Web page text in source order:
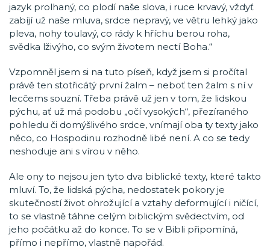
jazyk prolhaný, co plodí naše slova, i ruce krvavý, vždyť
zabíjí už naše mluva, srdce nepravý, ve větru lehký jako
pleva, nohy toulavý, co rády k hříchu berou roha,
svědka lživýho, co svým životem nectí Boha.“
Vzpomněl jsem si na tuto píseň, když jsem si pročítal
právě ten stotřicátý první žalm – neboť ten žalm s ní v
lecčems souzní. Třeba právě už jen v tom, že lidskou
pýchu, ať už má podobu „očí vysokých“, přezíraného
pohledu či domýšlivého srdce, vnímají oba ty texty jako
něco, co Hospodinu rozhodně libé není. A co se tedy
neshoduje ani s vírou v něho.
Ale ony to nejsou jen tyto dva biblické texty, které takto
mluví. To, že lidská pýcha, nedostatek pokory je
skutečností život ohrožující a vztahy deformující i ničící,
to se vlastně táhne celým biblickým svědectvím, od
jeho počátku až do konce. To se v Bibli připomíná,
přímo i nepřímo, vlastně napořád.